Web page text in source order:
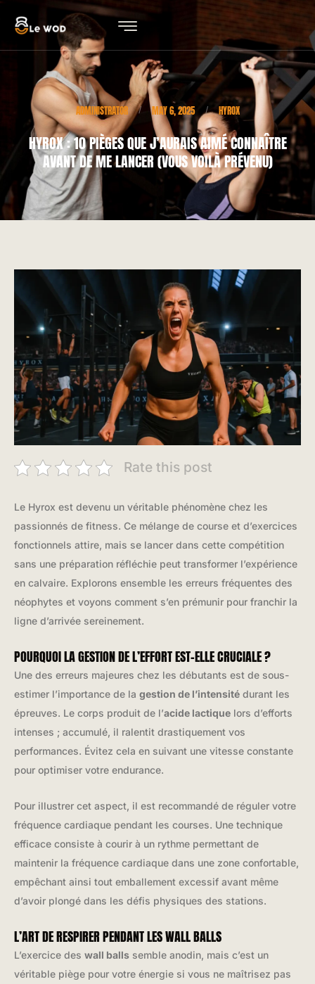
ADMINISTRATOR / MAY 6, 2025 / HYROX
HYROX : 10 PIÈGES QUE J’AURAIS AIMÉ CONNAÎTRE
AVANT DE ME LANCER (VOUS VOILÀ PRÉVENU)
Rate this post
Le Hyrox est devenu un véritable phénomène chez les
passionnés de fitness. Ce mélange de course et d’exercices
fonctionnels attire, mais se lancer dans cette compétition
sans une préparation réfléchie peut transformer l’expérience
en calvaire. Explorons ensemble les erreurs fréquentes des
néophytes et voyons comment s’en prémunir pour franchir la
ligne d’arrivée sereinement.
POURQUOI LA GESTION DE L’EFFORT EST-ELLE CRUCIALE ?
Une des erreurs majeures chez les débutants est de sous-
estimer l’importance de la gestion de l’intensité durant les
épreuves. Le corps produit de l’acide lactique lors d’efforts
intenses ; accumulé, il ralentit drastiquement vos
performances. Évitez cela en suivant une vitesse constante
pour optimiser votre endurance.
Pour illustrer cet aspect, il est recommandé de réguler votre
fréquence cardiaque pendant les courses. Une technique
efficace consiste à courir à un rythme permettant de
maintenir la fréquence cardiaque dans une zone confortable,
empêchant ainsi tout emballement excessif avant même
d’avoir plongé dans les défis physiques des stations.
L’ART DE RESPIRER PENDANT LES WALL BALLS
L’exercice des wall balls semble anodin, mais c’est un
véritable piège pour votre énergie si vous ne maîtrisez pas